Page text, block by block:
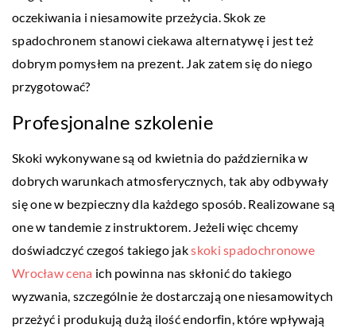
oczekiwania i niesamowite przeżycia. Skok ze
spadochronem stanowi ciekawa alternatywę i jest też
dobrym pomysłem na prezent. Jak zatem się do niego
przygotować?
Profesjonalne szkolenie
Skoki wykonywane są od kwietnia do października w
dobrych warunkach atmosferycznych, tak aby odbywały
się one w bezpieczny dla każdego sposób. Realizowane są
one w tandemie z instruktorem. Jeżeli więc chcemy
doświadczyć czegoś takiego jakskoki spadochronowe
Wrocław cena ich powinna nas skłonić do takiego
wyzwania, szczególnie że dostarczają one niesamowitych
przeżyć i produkują dużą ilość endorfin, które wpływają